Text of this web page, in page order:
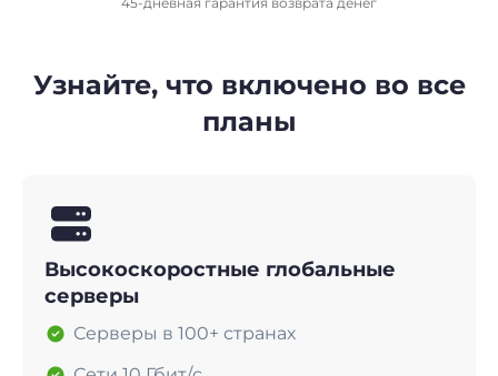
Узнайте, что включено во все
планы
Высокоскоростные глобальные
серверы
Серверы в 100+ странах